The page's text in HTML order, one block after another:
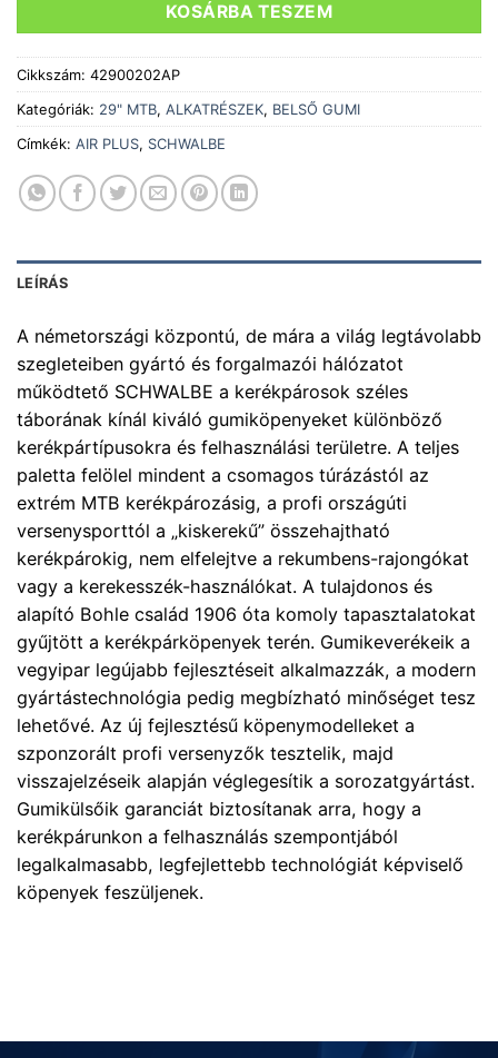
KOSÁRBA TESZEM
Cikkszám: 42900202AP
Kategóriák: 29" MTB, ALKATRÉSZEK, BELSŐ GUMI
Címkék: AIR PLUS, SCHWALBE
LEÍRÁS
A németországi központú, de mára a világ legtávolabb
szegleteiben gyártó és forgalmazói hálózatot
működtető SCHWALBE a kerékpárosok széles
táborának kínál kiváló gumiköpenyeket különböző
kerékpártípusokra és felhasználási területre. A teljes
paletta felölel mindent a csomagos túrázástól az
extrém MTB kerékpározásig, a profi országúti
versenysporttól a „kiskerekű” összehajtható
kerékpárokig, nem elfelejtve a rekumbens-rajongókat
vagy a kerekesszék-használókat. A tulajdonos és
alapító Bohle család 1906 óta komoly tapasztalatokat
gyűjtött a kerékpárköpenyek terén. Gumikeverékeik a
vegyipar legújabb fejlesztéseit alkalmazzák, a modern
gyártástechnológia pedig megbízható minőséget tesz
lehetővé. Az új fejlesztésű köpenymodelleket a
szponzorált profi versenyzők tesztelik, majd
visszajelzéseik alapján véglegesítik a sorozatgyártást.
Gumikülsőik garanciát biztosítanak arra, hogy a
kerékpárunkon a felhasználás szempontjából
legalkalmasabb, legfejlettebb technológiát képviselő
köpenyek feszüljenek.